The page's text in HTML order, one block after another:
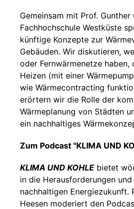
Gemeinsam mit Prof.
Fachhochschule Westküste
künftige Konzepte zur
Gebäuden. Wir diskutieren,
oder Fernwärmenetze haben,
Heizen (mit einer
wie Wärmecontracting
erörtern wir die Rolle der
Wärmeplanung von Städten
ein nachhaltiges
Zum Podcast "KLIMA UND
KLIMA UND KOHLE bietet
in die Herausforderungen
nachhaltigen Energiezukunft.
Heesen moderiert den